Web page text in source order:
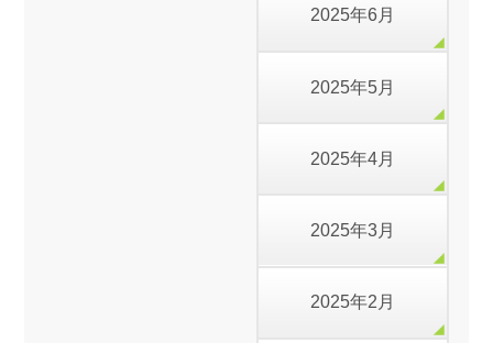
2025年6月
2025年5月
2025年4月
2025年3月
2025年2月